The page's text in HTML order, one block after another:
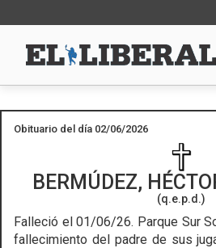
Obituario del día 02/06/2026
BERMÚDEZ,
(q.e.p.d.)
Falleció el 01/06/26. Parque Sur
fallecimiento del padre de sus